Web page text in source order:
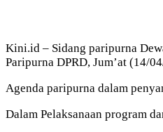
Kini.id – Sidang paripurna
Paripurna DPRD, Jum’at (14/
Agenda paripurna dalam
Dalam Pelaksanaan program